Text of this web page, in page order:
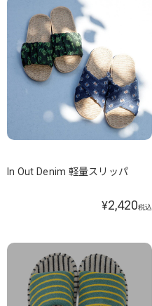
In Out Denim 軽量スリッパ
¥2,420税込